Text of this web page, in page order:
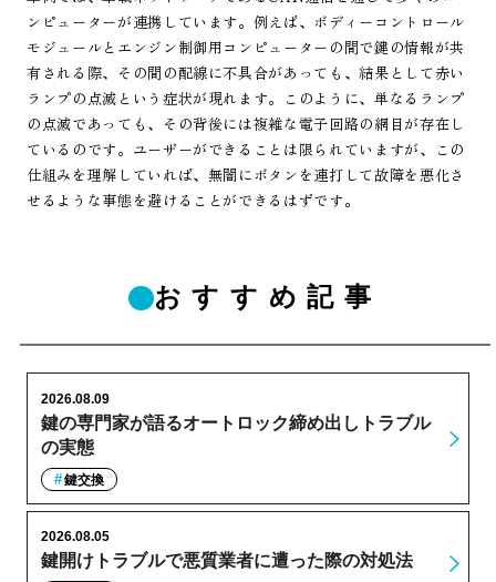
ンピューターが連携しています。例えば、ボディーコントロール
モジュールとエンジン制御用コンピューターの間で鍵の情報が共
有される際、その間の配線に不具合があっても、結果として赤い
ランプの点滅という症状が現れます。このように、単なるランプ
の点滅であっても、その背後には複雑な電子回路の網目が存在し
ているのです。ユーザーができることは限られていますが、この
仕組みを理解していれば、無闇にボタンを連打して故障を悪化さ
せるような事態を避けることができるはずです。
おすすめ記事
鍵の専門家が語るオートロック締め出しトラブル
の実態
2026.08.09
鍵交換
鍵開けトラブルで悪質業者に遭った際の対処法
2026.08.05